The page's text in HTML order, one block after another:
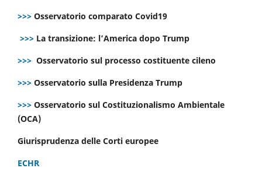
>>> Osservatorio comparato Covid19
>>> La transizione: l’America dopo Trump
>>> Osservatorio sul processo costituente cileno
>>> Osservatorio sulla Presidenza Trump
>>> Osservatorio sul Costituzionalismo Ambientale
(OCA)
Giurisprudenza delle Corti europee
ECHR